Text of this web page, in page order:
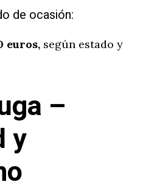
de ocasión:
euros, según estado y
–
y